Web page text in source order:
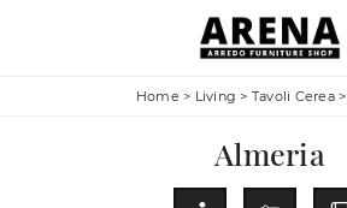
Home > Living > Tavoli Cerea >
Almeria